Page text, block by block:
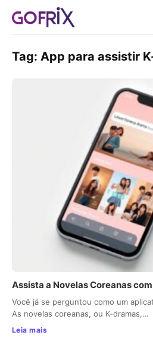
Tag: App para assistir
Assista a Novelas Coreanas
Você já se perguntou como um
As novelas coreanas, ou K-dramas,…
Leia mais